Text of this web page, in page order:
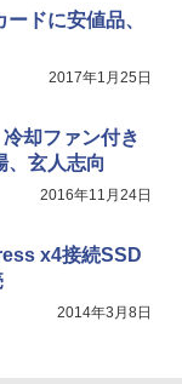
ドに安値品、
2017年1月25日
却ファン付き
、玄人志向
2016年11月24日
x4接続SSD
2014年3月8日